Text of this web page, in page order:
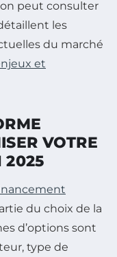
peut consulter
les
du marché
et
VOTRE
2025
du choix de la
d’options sont
type de